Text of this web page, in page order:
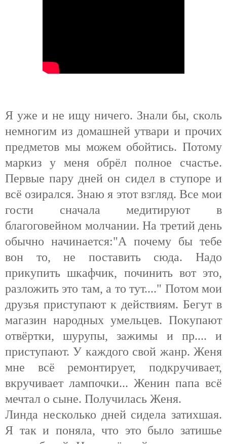
Я уже и не ищу ничего. Знали бы, сколь
немногим из домашней утвари и прочих
предметов мы можем обойтись. Потому
маркиз у меня обрёл полное счастье.
Первые пару дней он сидел в ступоре и
всё озирался. Знаю я этот взгляд. Все мои
гости сначала медитируют в
благоговейном молчании. На третий день
обычно начинается:"А почему бы тебе
вон то, не поставить сюда. Надо
прикупить шкафчик, починить вот это,
разложить это там, а то тут...." Потом мои
друзья приступают к действиям. Бегут в
магазин народных умельцев. Покупают
отвёртки, шурупы, зажимы и пр.... и
приступают. У каждого свой жанр. Женя
мне всё ремонтирует, подкручивает,
вкручивает лампочки... Женин папа всё
мечтал о сыне. Получилась Женя.
Линда несколько дней сидела затихшая.
Я так и поняла, что это было затишье